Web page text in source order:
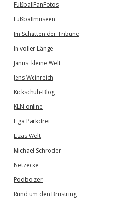
FußballFanFotos
Fußballmuseen
Im Schatten der Tribüne
In voller Länge
Janus' kleine Welt
Jens Weinreich
Kickschuh-Blog
KLN online
Liga Parkdrei
Lizas Welt
Michael Schröder
Netzecke
Podbolzer
Rund um den Brustring